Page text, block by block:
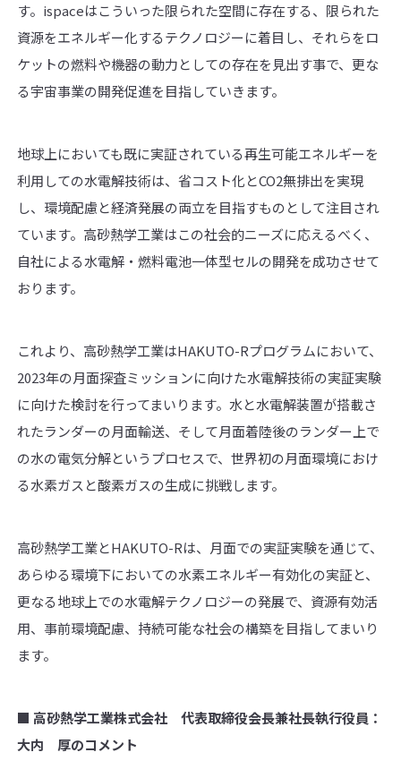
す。ispaceはこういった限られた空間に存在する、限られた
資源をエネルギー化するテクノロジーに着目し、それらをロ
ケットの燃料や機器の動力としての存在を見出す事で、更な
る宇宙事業の開発促進を目指していきます。
地球上においても既に実証されている再生可能エネルギーを
利用しての水電解技術は、省コスト化とCO2無排出を実現
し、環境配慮と経済発展の両立を目指すものとして注目され
ています。高砂熱学工業はこの社会的ニーズに応えるべく、
自社による水電解・燃料電池一体型セルの開発を成功させて
おります。
これより、高砂熱学工業はHAKUTO-Rプログラムにおいて、
2023年の月面探査ミッションに向けた水電解技術の実証実験
に向けた検討を行ってまいります。水と水電解装置が搭載さ
れたランダーの月面輸送、そして月面着陸後のランダー上で
の水の電気分解というプロセスで、世界初の月面環境におけ
る水素ガスと酸素ガスの生成に挑戦します。
高砂熱学工業とHAKUTO-Rは、月面での実証実験を通じて、
あらゆる環境下においての水素エネルギー有効化の実証と、
更なる地球上での水電解テクノロジーの発展で、資源有効活
用、事前環境配慮、持続可能な社会の構築を目指してまいり
ます。
■ 高砂熱学工業株式会社 代表取締役会長兼社長執行役員：
大内 厚のコメント